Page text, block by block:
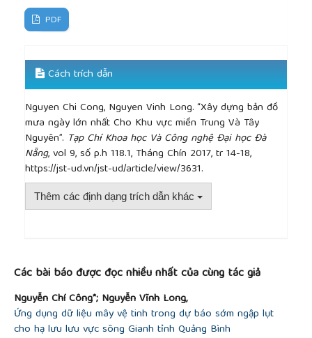
PDF
Cách trích dẫn
Nguyen Chi Cong, Nguyen Vinh Long. “Xây dựng bản đồ
mưa ngày lớn nhất Cho Khu vực miền Trung Và Tây
Nguyên”. Tạp Chí Khoa học Và Công nghệ Đại học Đà
Nẵng, vol 9, số p.h 118.1, Tháng Chín 2017, tr 14-18,
https://jst-ud.vn/jst-ud/article/view/3631.
Thêm các định dạng trích dẫn khác
Các bài báo được đọc nhiều nhất của cùng tác giả
Nguyễn Chí Công*; Nguyễn Vĩnh Long,
Ứng dụng dữ liệu mây vệ tinh trong dự báo sớm ngập lụt
cho hạ lưu lưu vực sông Gianh tỉnh Quảng Bình